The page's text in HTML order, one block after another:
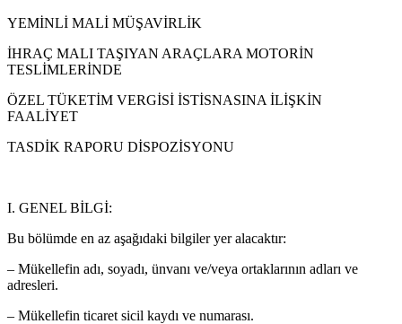
YEMİNLİ MALİ MÜŞAVİRLİK
İHRAÇ MALI TAŞIYAN ARAÇLARA MOTORİN
TESLİMLERİNDE
ÖZEL TÜKETİM VERGİSİ İSTİSNASINA İLİŞKİN
FAALİYET
TASDİK RAPORU DİSPOZİSYONU
I. GENEL BİLGİ:
Bu bölümde en az aşağıdaki bilgiler yer alacaktır:
– Mükellefin adı, soyadı, ünvanı ve/veya ortaklarının adları ve
adresleri.
– Mükellefin ticaret sicil kaydı ve numarası.